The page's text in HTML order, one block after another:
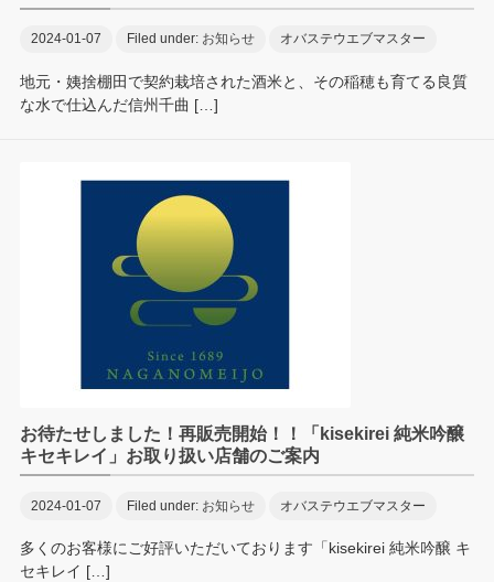
2024-01-07 Filed under: お知らせ オバステウエブマスター
地元・姨捨棚田で契約栽培された酒米と、その稲穂も育てる良質
な水で仕込んだ信州千曲 […]
お待たせしました！再販売開始！！「kisekirei 純米吟醸
キセキレイ」お取り扱い店舗のご案内
2024-01-07 Filed under: お知らせ オバステウエブマスター
多くのお客様にご好評いただいております「kisekirei 純米吟醸 キ
セキレイ […]